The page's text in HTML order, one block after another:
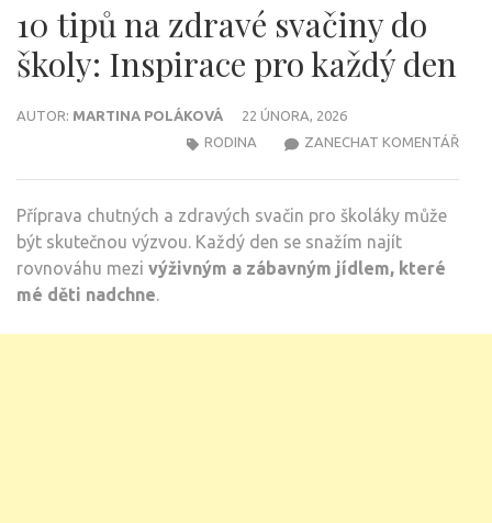
10 tipů na zdravé svačiny do
školy: Inspirace pro každý den
AUTOR: MARTINA POLÁKOVÁ
22 ÚNORA, 2026
ZANECHAT KOMENTÁŘNA
RODINA
Příprava chutných a zdravých svačin pro školáky může
být skutečnou výzvou. Každý den se snažím najít
rovnováhu mezi výživným a zábavným jídlem, které
mé děti nadchne.